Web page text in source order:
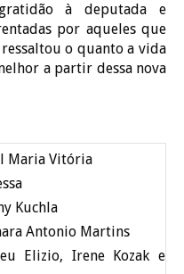
à deputada e
por aqueles que
o quanto a vida
a partir dessa nova
Maria Vitória
Kuchla
Antonio Martins
Elizio, Irene Kozak e